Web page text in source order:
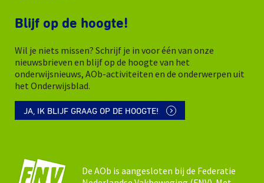
Blijf op de hoogte!
Wil je niets missen? Schrijf je in voor één van onze
nieuwsbrieven en blijf op de hoogte van het
onderwijsnieuws, AOb-activiteiten en de onderwerpen uit
het Onderwijsblad.
JA, IK BLIJF GRAAG OP DE HOOGTE!
De AOb is aangesloten bij de Federatie